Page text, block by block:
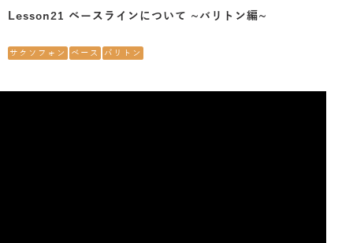
Lesson21 ベースラインについて ~バリトン編~
サクソフォン ベース バリトン